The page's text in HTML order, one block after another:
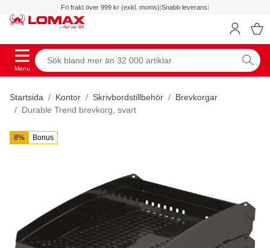
Fri frakt över 999 kr (exkl. moms)|Snabb leverans|
Menu
Startsida Kontor Skrivbordstillbehör
Brevkorgar
Durable Trend brevkorg, svart
8% Bonus